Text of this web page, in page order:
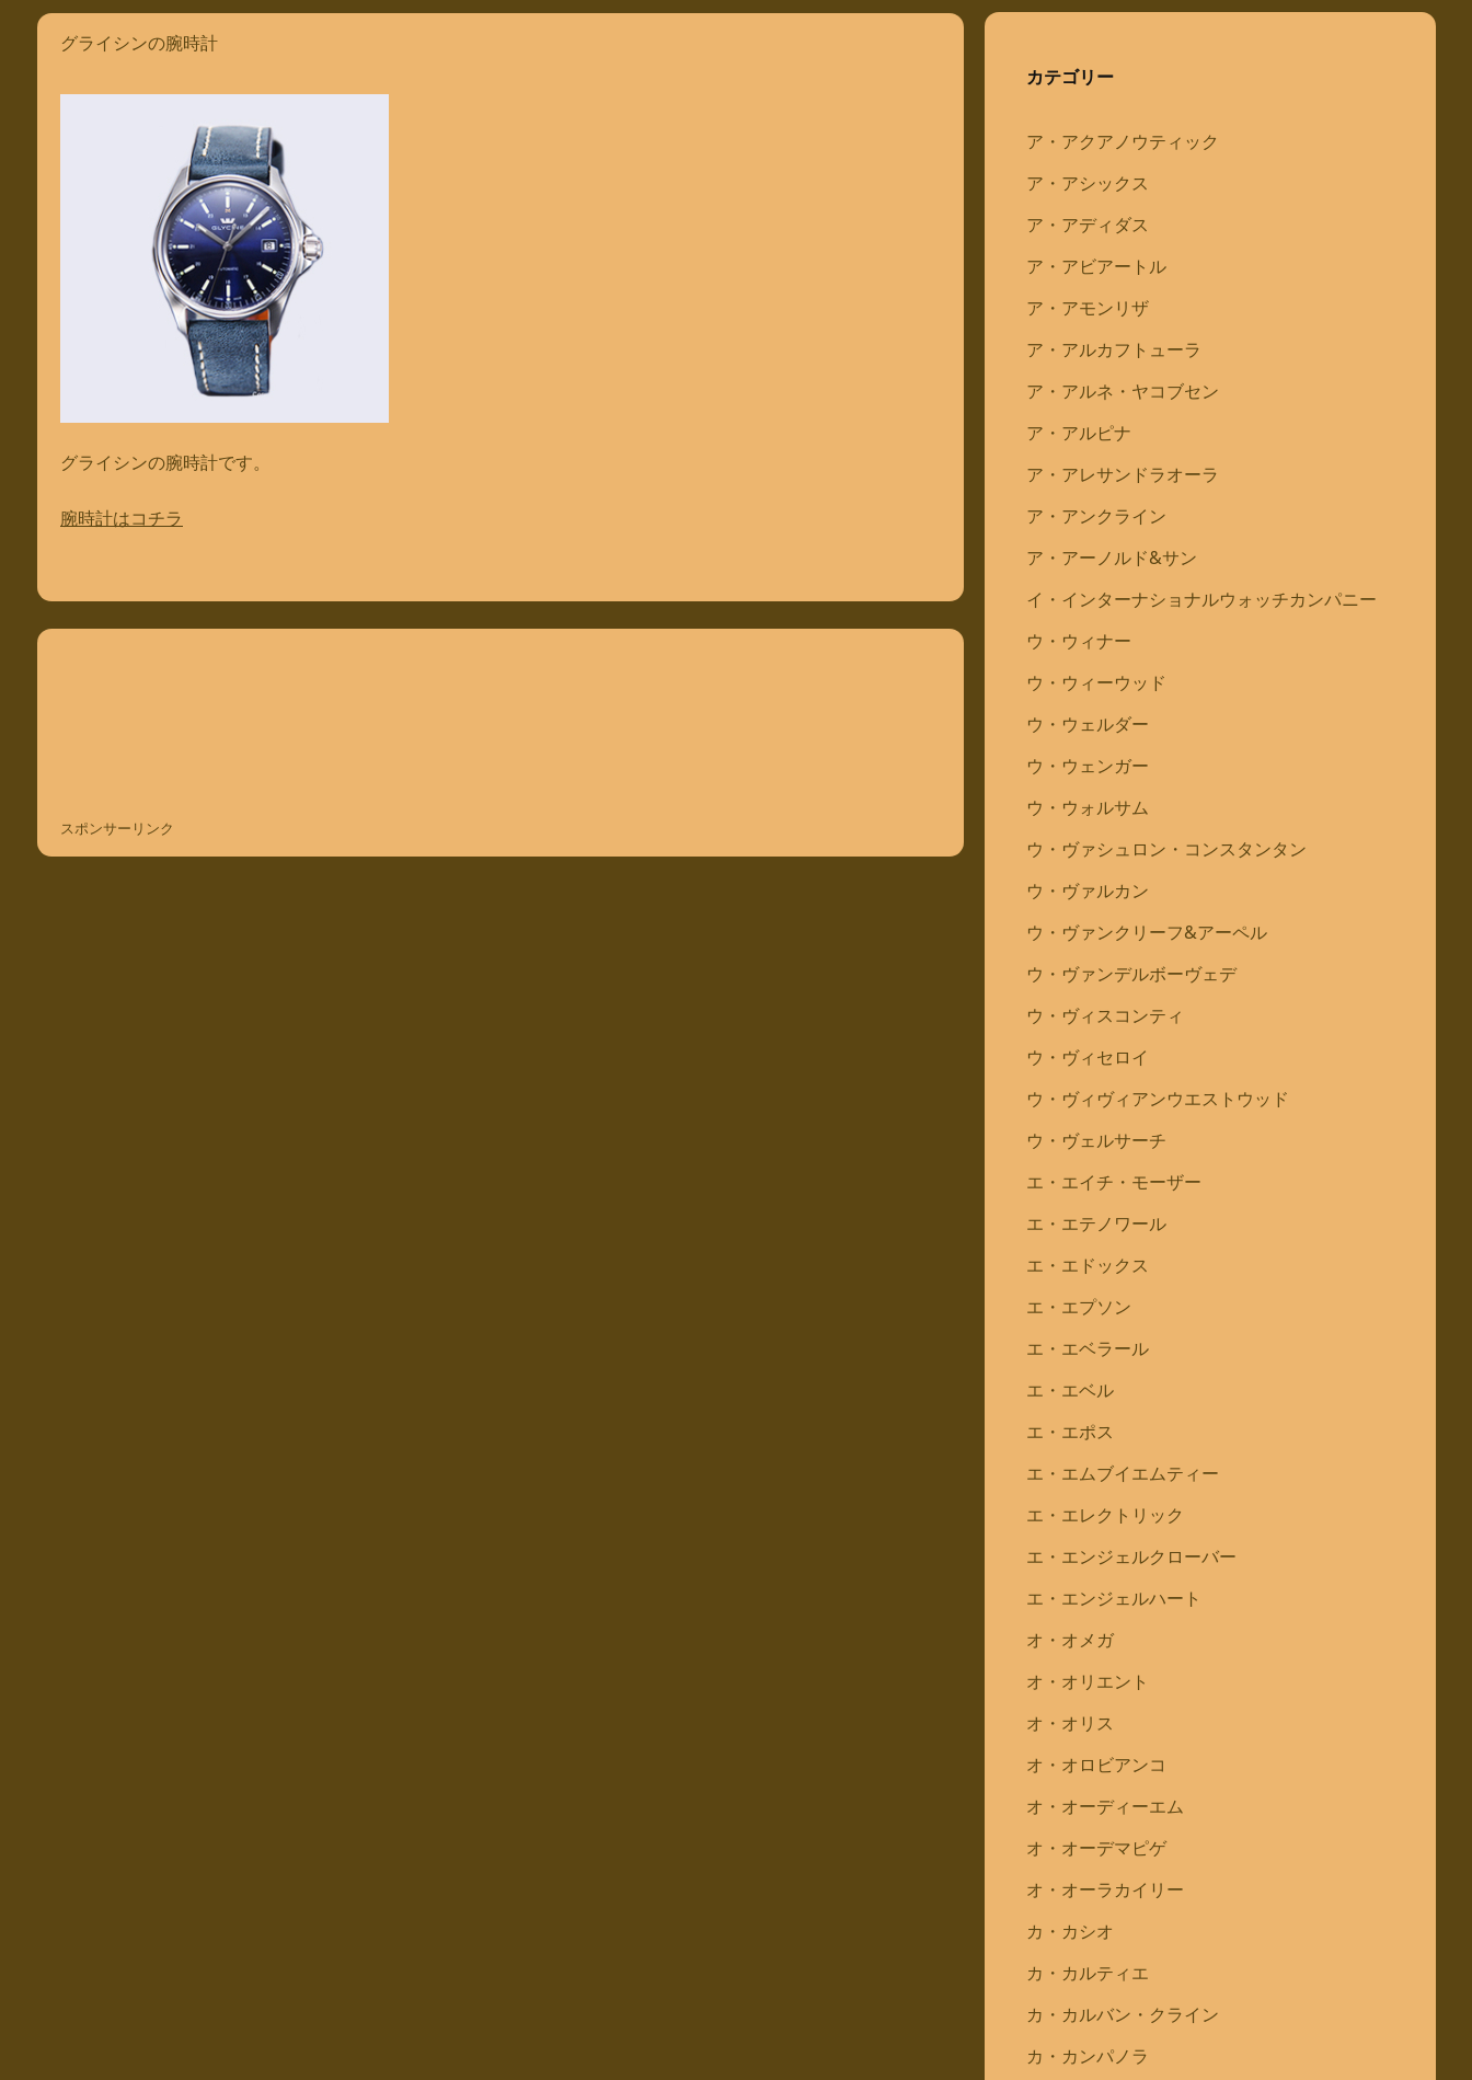
グライシンの腕時計
グライシンの腕時計です。
腕時計はコチラ
スポンサーリンク
カテゴリー
ア・アクアノウティック
ア・アシックス
ア・アディダス
ア・アビアートル
ア・アモンリザ
ア・アルカフトューラ
ア・アルネ・ヤコブセン
ア・アルピナ
ア・アレサンドラオーラ
ア・アンクライン
ア・アーノルド&サン
イ・インターナショナルウォッチカンパニー
ウ・ウィナー
ウ・ウィーウッド
ウ・ウェルダー
ウ・ウェンガー
ウ・ウォルサム
ウ・ヴァシュロン・コンスタンタン
ウ・ヴァルカン
ウ・ヴァンクリーフ&アーペル
ウ・ヴァンデルボーヴェデ
ウ・ヴィスコンティ
ウ・ヴィセロイ
ウ・ヴィヴィアンウエストウッド
ウ・ヴェルサーチ
エ・エイチ・モーザー
エ・エテノワール
エ・エドックス
エ・エプソン
エ・エベラール
エ・エベル
エ・エポス
エ・エムブイエムティー
エ・エレクトリック
エ・エンジェルクローバー
エ・エンジェルハート
オ・オメガ
オ・オリエント
オ・オリス
オ・オロビアンコ
オ・オーディーエム
オ・オーデマピゲ
オ・オーラカイリー
カ・カシオ
カ・カルティエ
カ・カルバン・クライン
カ・カンパノラ